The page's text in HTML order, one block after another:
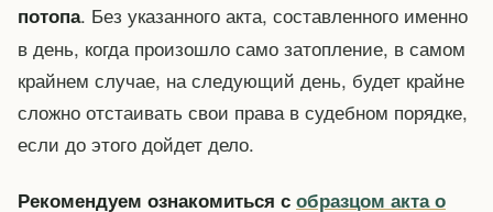
потопа. Без указанного акта, составленного именно
в день, когда произошло само затопление, в самом
крайнем случае, на следующий день, будет крайне
сложно отстаивать свои права в судебном порядке,
если до этого дойдет дело.
Рекомендуем ознакомиться с образцом акта о